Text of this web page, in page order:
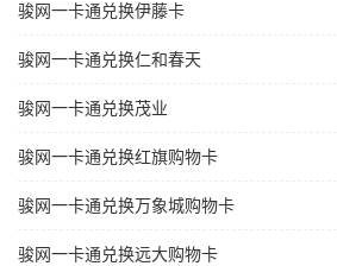
骏网一卡通兑换伊藤卡
骏网一卡通兑换仁和春天
骏网一卡通兑换茂业
骏网一卡通兑换红旗购物卡
骏网一卡通兑换万象城购物卡
骏网一卡通兑换远大购物卡